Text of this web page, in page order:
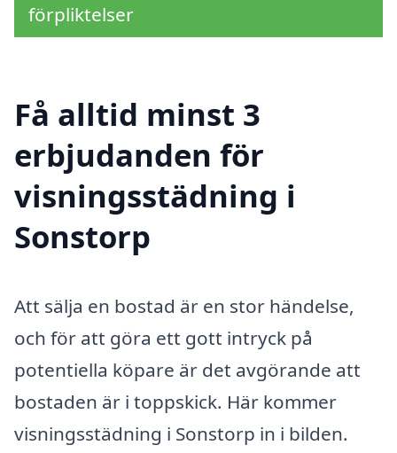
förpliktelser
Få alltid minst 3
erbjudanden för
visningsstädning i
Sonstorp
Att sälja en bostad är en stor händelse,
och för att göra ett gott intryck på
potentiella köpare är det avgörande att
bostaden är i toppskick. Här kommer
visningsstädning i Sonstorp in i bilden.